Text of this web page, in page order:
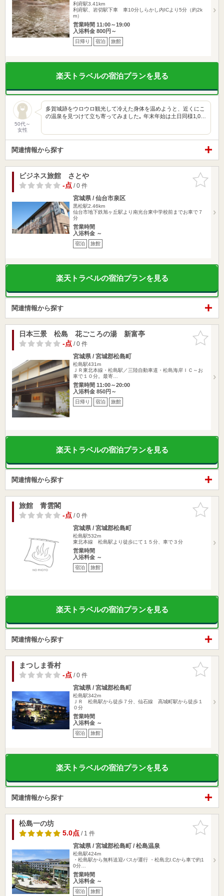
利府駅3.41km
利府駅、岩切駅下車 車10分しらかし内ICより5分（約2k
m）
営業時間 11:00～19:00
入浴料金 800円～
日帰り 宿泊 旅館
楽天トラベルの宿泊プランを見る
50代～
女性
多賀城跡をウロウロ観光して冷えた身体を温めようと、近くにこ
の温泉を見つけて立ち寄ってみました｡ 年末年始は土日同様1,0…
関連情報から探す
お気に入
りに追加
ビジネス旅館 さとや
-点/ 0 件
宮城県 / 仙台市泉区
黒松駅2.46km
仙台市地下鉄旭ヶ丘駅より南光台東中学校前までお車で７
分
営業時間
入浴料金 ～
宿泊 旅館
楽天トラベルの宿泊プランを見る
関連情報から探す
お気に入
りに追加
日本三景 松島 花ごころの湯 新富亭
-点/ 0 件
宮城県 / 宮城郡松島町
松島駅431m
ＪＲ東北本線・松島駅／三陸自動車道・松島海岸ＩＣ～お
車で１０分。最寄…
営業時間 11:00～20:00
入浴料金 850円～
日帰り 宿泊 旅館
楽天トラベルの宿泊プランを見る
関連情報から探す
お気に入
りに追加
旅館 青雲閣
-点/ 0 件
宮城県 / 宮城郡松島町
松島駅532m
東北本線 松島駅より徒歩にて１５分、車で３分
営業時間
入浴料金 ～
宿泊 旅館
楽天トラベルの宿泊プランを見る
関連情報から探す
お気に入
りに追加
まつしま香村
-点/ 0 件
宮城県 / 宮城郡松島町
松島駅342m
ＪＲ 松島駅から徒歩７分、仙石線 高城町駅から徒歩１
０分
営業時間
入浴料金 ～
宿泊 旅館
楽天トラベルの宿泊プランを見る
関連情報から探す
お気に入
りに追加
松島一の坊
5.0点/ 1 件
宮城県 / 宮城郡松島町 / 松島温泉
松島駅424m
・松島駅から無料送迎バスが運行 ・松島北I.Cから車で約1
0分…
営業時間
入浴料金 ～
宿泊 旅館